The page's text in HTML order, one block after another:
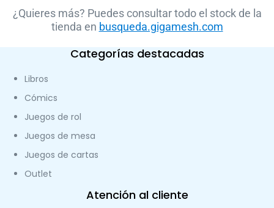
¿Quieres más? Puedes consultar todo el stock de la
tienda en busqueda.gigamesh.com
Categorías destacadas
Libros
Cómics
Juegos de rol
Juegos de mesa
Juegos de cartas
Outlet
Atención al cliente